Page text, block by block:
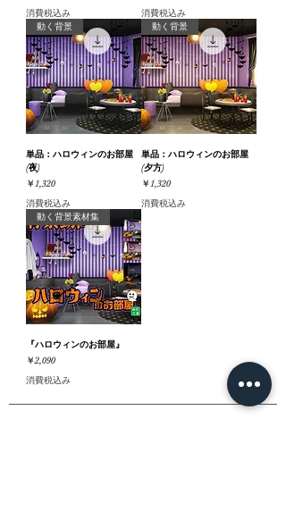
消費税込み
消費税込み
動く背景
単品：ハロウィンのお部屋
(夜)
価格
￥1,320
消費税込み
動く背景
単品：ハロウィンのお部屋
(夕方)
価格
￥1,320
消費税込み
動く背景素材集
『ハロウィンのお部屋』
価格
￥2,090
消費税込み